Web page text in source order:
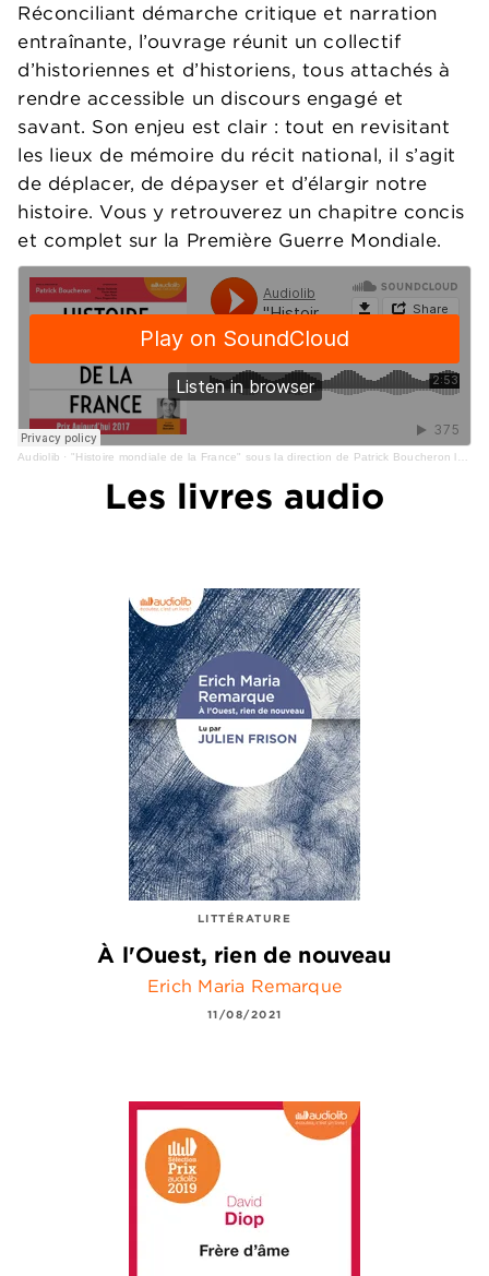
Réconciliant démarche critique et narration
entraînante, l’ouvrage réunit un collectif
d’historiennes et d’historiens, tous attachés à
rendre accessible un discours engagé et
savant. Son enjeu est clair : tout en revisitant
les lieux de mémoire du récit national, il s’agit
de déplacer, de dépayser et d’élargir notre
histoire. Vous y retrouverez un chapitre concis
et complet sur la Première Guerre Mondiale.
Audiolib · "Histoire mondiale de la France" sous la direction de Patrick Boucheron lu par Mathieu Buscatto
Les livres audio
LITTÉRATURE
À l'Ouest, rien de nouveau
Erich Maria Remarque
11/08/2021